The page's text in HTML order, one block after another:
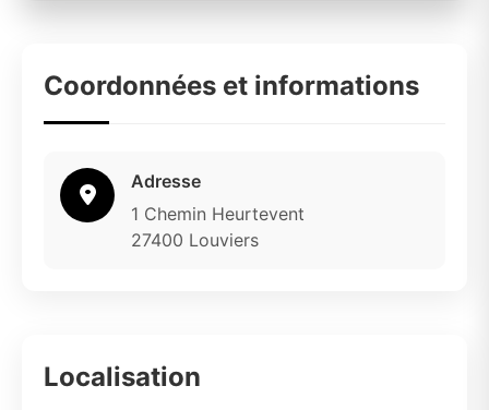
Coordonnées et informations
Adresse
1 Chemin Heurtevent
27400 Louviers
Localisation